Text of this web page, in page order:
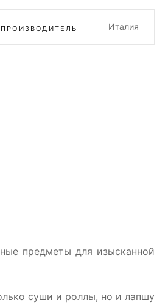
ПРОИЗВОДИТЕЛЬ Италия
предметы для изысканной
суши и роллы, но и лапшу